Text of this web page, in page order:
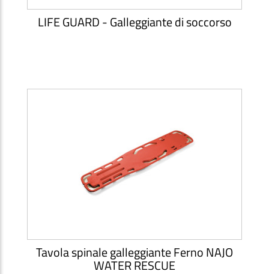
LIFE GUARD - Galleggiante di soccorso
Tavola spinale galleggiante Ferno NAJO
WATER RESCUE